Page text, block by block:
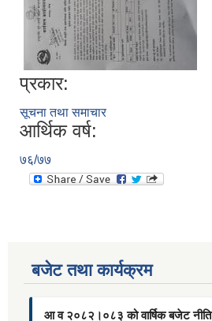
प्रकार:
सूचना तथा समाचार
आर्थिक वर्ष:
७६/७७
बजेट तथा कार्यक्रम
आ व २०८२।०८३ को वार्षिक बजेट नीति